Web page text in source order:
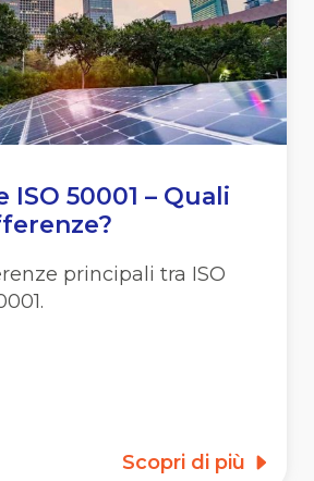
ISO 50001 – Quali
principali tra ISO
Scopri di più